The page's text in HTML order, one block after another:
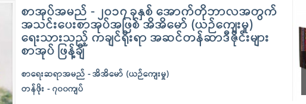
စာအုပ်အမည် - ၂၀၁၇ ခုနှစ် အောက်တိုဘာလအတွက်
အသင်းပေးစာအုပ်အဖြစ် အိအိမော် (ယဉ်ကျေးမှု)
ရေးသားသည့် ကချင်ရိုးရာ အဆင်တန်ဆာဒီဇိုင်းများ
စာအုပ် ဖြန့်ချိ
စာရေးဆရာအမည် - အိအိမော် (ယဉ်ကျေးမှု)
တန်ဖိုး - ၇၀၀ကျပ်